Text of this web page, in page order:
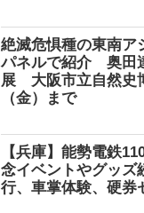
絶滅危惧種の東南ア
パネルで紹介 奥田
展 大阪市立自然史
（金）まで
【兵庫】能勢電鉄
念イベントやグッズ
行、車掌体験、硬券